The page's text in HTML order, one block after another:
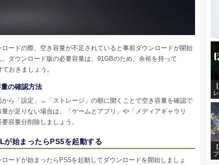
ロードの際、空き容量が不足されていると事前ダウンロードが開始
。ダウンロード版の必要容量は、91GBのため、余裕を持って
おきましょう。
の確認方法
から「設定」→「ストレージ」の順に開くことで空き容量を確認で
が足りない場合は、「ゲームとアプリ」や「メディアギャラリ
容量分削除しましょう。
が始まったらPS5を起動する
ロードが始まったらPS5を起動してダウンロードを開始しましょ